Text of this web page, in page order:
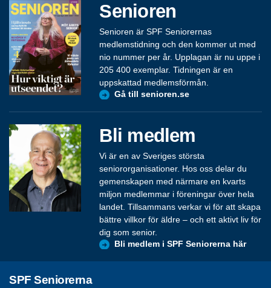
Senioren
Senioren är SPF Seniorernas
medlemstidning och den kommer ut med
nio nummer per år. Upplagan är nu uppe i
205 400 exemplar. Tidningen är en
uppskattad medlemsförmån.
Gå till senioren.se
Bli medlem
Vi är en av Sveriges största
seniororganisationer. Hos oss delar du
gemenskapen med närmare en kvarts
miljon medlemmar i föreningar över hela
landet. Tillsammans verkar vi för att skapa
bättre villkor för äldre – och ett aktivt liv för
dig som senior.
Bli medlem i SPF Seniorerna här
SPF Seniorerna